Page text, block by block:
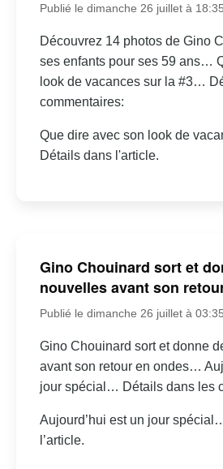
Publié le dimanche 26 juillet à 18:35
Découvrez 14 photos de Gino
ses enfants pour ses 59 ans…
look de vacances sur la #3…
commentaires:
Que dire avec son look de
Détails dans l'article.
Gino Chouinard sort et
nouvelles avant son
Publié le dimanche 26 juillet à 03:35
Gino Chouinard sort et donne
avant son retour en ondes…
jour spécial… Détails dans les
Aujourd’hui est un jour
l’article.